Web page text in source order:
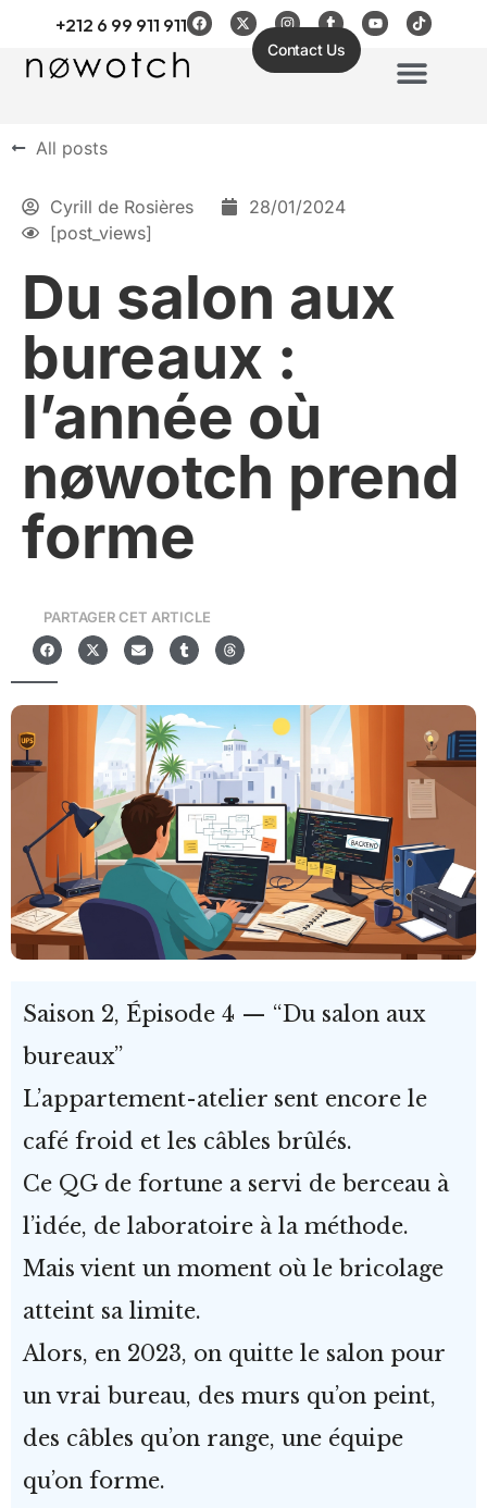
+212 6 99 911 911
Contact Us
All posts
Cyrill de Rosières
28/01/2024
[post_views]
Du salon aux
bureaux :
l’année où
nøwotch prend
forme
PARTAGER CET ARTICLE
Saison 2, Épisode 4 — “Du salon aux
bureaux”
L’appartement-atelier sent encore le
café froid et les câbles brûlés.
Ce QG de fortune a servi de berceau à
l’idée, de laboratoire à la méthode.
Mais vient un moment où le bricolage
atteint sa limite.
Alors, en 2023, on quitte le salon pour
un vrai bureau, des murs qu’on peint,
des câbles qu’on range, une équipe
qu’on forme.